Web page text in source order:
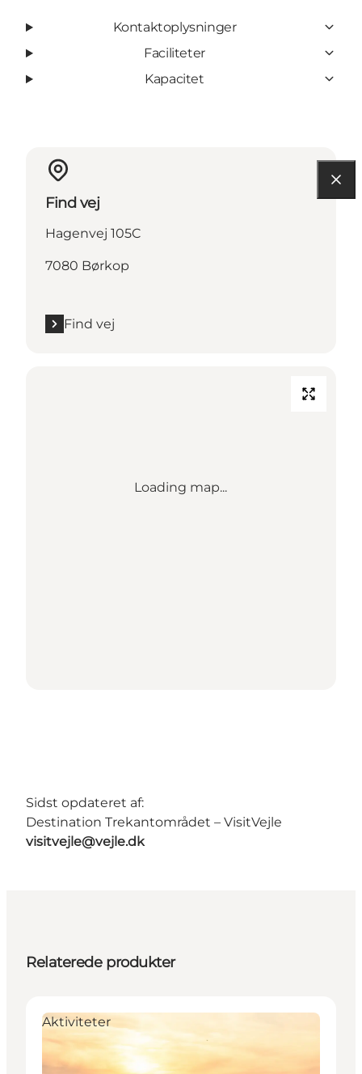
Kontaktoplysninger
Faciliteter
Kapacitet
Find vej
Hagenvej 105C
7080 Børkop
Find vej
Loading map...
Sidst opdateret af:
Destination Trekantområdet – VisitVejle
visitvejle@vejle.dk
Relaterede produkter
Aktiviteter